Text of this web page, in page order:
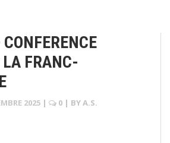
FRANC-
2025 | 0 | BYA.S.